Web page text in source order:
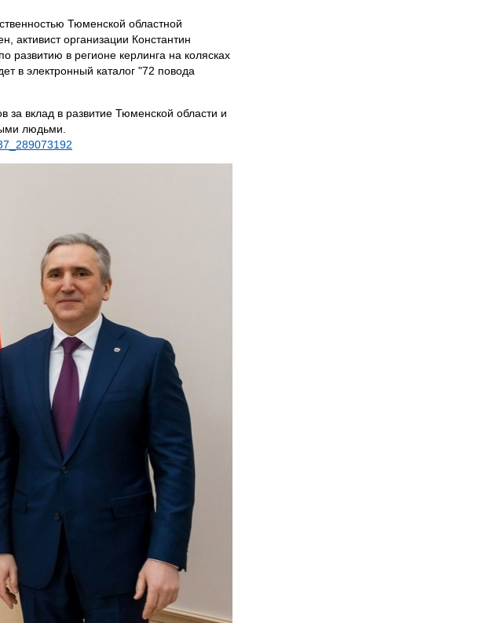
Тюменской областной
активист организации Константин
развитию в регионе керлинга на колясках
в электронный каталог "72 повода
вклад в развитие Тюменской области и
людьми.